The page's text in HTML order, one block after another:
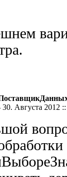
30. Августа 2012